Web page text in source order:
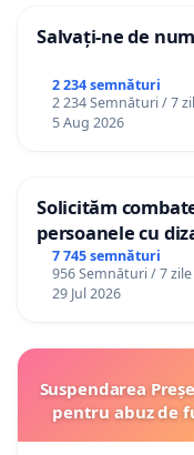
Salvați-ne de
2 234 semnături
2 234 Semnături / 7
5 Aug 2026
Solicităm
persoanele cu
7 745 semnături
956 Semnături / 7 zile
29 Jul 2026
Suspendarea
pentru abuz de